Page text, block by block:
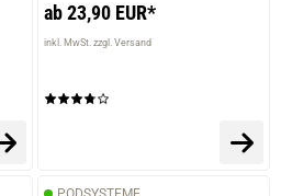
ab 23,90 EUR*
inkl. MwSt. zzgl. Versand